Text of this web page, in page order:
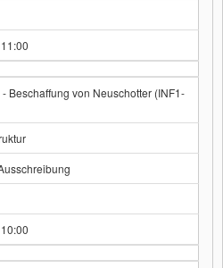
- Beschaffung von Neuschotter (INF1-